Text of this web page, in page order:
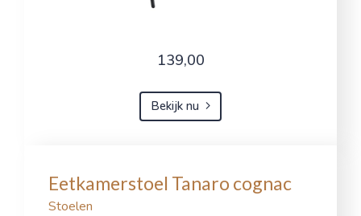
139,00
Bekijk nu
Eetkamerstoel Tanaro cognac
Stoelen